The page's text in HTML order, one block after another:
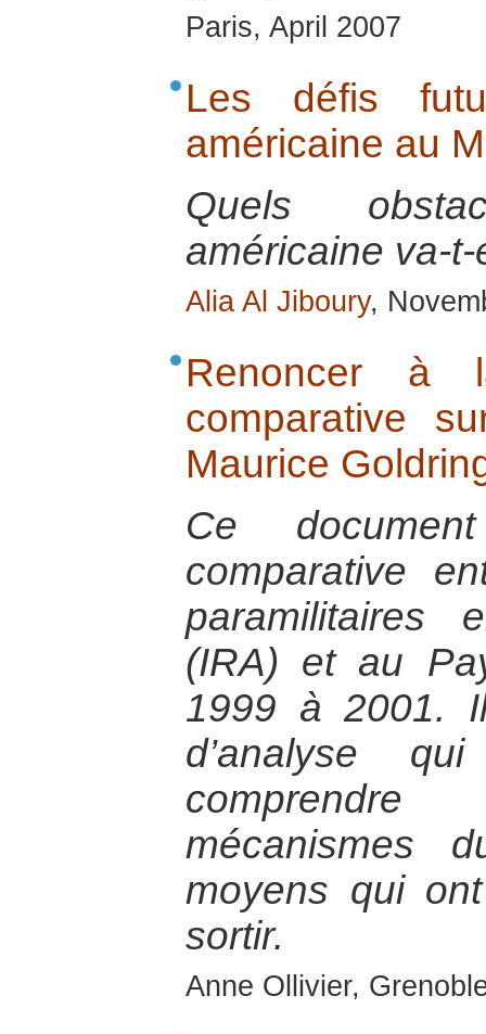
Paris, April 2007
Les défis
américaine au
Quels
américaine va-
Alia Al Jiboury,
Renoncer à
comparative
Maurice
Ce
comparative
paramilitaires
(IRA) et au
1999 à 2001.
d’analyse
mécanismes
moyens qui
sortir.
Anne Ollivier,